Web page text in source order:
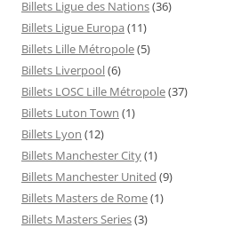
Billets Ligue des Nations(36)
Billets Ligue Europa (11)
Billets Lille Métropole(5)
Billets Liverpool(6)
Billets LOSC Lille Métropole(37)
Billets Luton Town (1)
Billets Lyon (12)
Billets Manchester City(1)
Billets Manchester United (9)
Billets Masters de Rome(1)
Billets Masters Series(3)